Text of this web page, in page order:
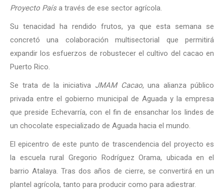
Proyecto Paísa través de ese sector agrícola.
Su tenacidad ha rendido frutos, ya que esta semana se
concretó una colaboración multisectorial que permitirá
expandir los esfuerzos de robustecer el cultivo del cacao en
Puerto Rico.
Se trata de la iniciativa JMAM Cacao, una alianza público
privada entre el gobierno municipal de Aguada y la empresa
que preside Echevarría, con el fin de ensanchar los lindes de
un chocolate especializado de Aguada hacia el mundo.
El epicentro de este punto de trascendencia del proyecto es
la escuela rural Gregorio Rodríguez Orama, ubicada en el
barrio Atalaya. Tras dos años de cierre, se convertirá en un
plantel agrícola, tanto para producir como para adiestrar.